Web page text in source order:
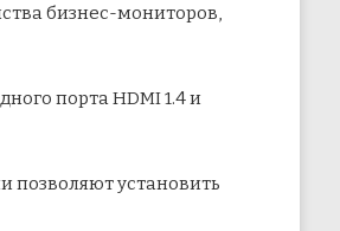
бизнес-мониторов,
порта HDMI 1.4 и
позволяют установить